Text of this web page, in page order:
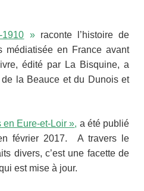
1910 »raconte l’histoire de
médiatisée en France avant
édité par La Bisquine, a
la Beauce et du Dunois et
Eure-et-Loir », a été publié
février 2017. A travers le
divers, c’est une facette de
est mise à jour.